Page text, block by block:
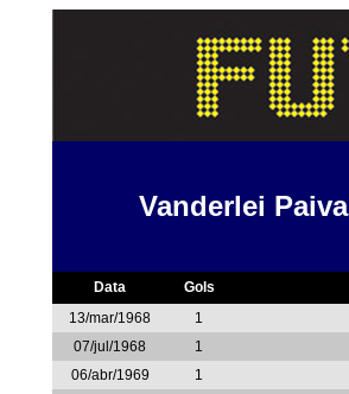
Vanderlei Paiva
Data Gols
13/mar/1968
1
07/jul/1968
1
06/abr/1969
1